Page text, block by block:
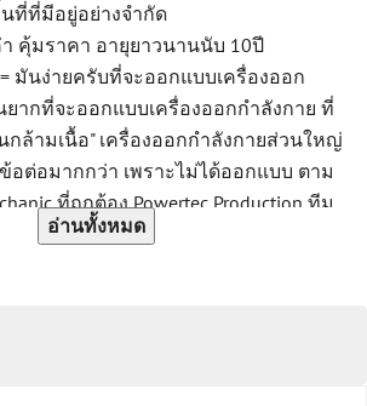
ที่ที่มีอยู่อย่างจำกัด
คุ้มราคา อายุยาวนานนับ 10ปี
มันง่ายครับที่จะออกแบบเครื่องออก
ยากที่จะออกแบบเครื่องออกกำลังกาย ที่
กล้ามเนื้อ" เครื่องออกกำลังกายส่วนใหญ่
อต่อมากกว่า เพราะไม่ได้ออกแบบ ตาม
ที่ถูกต้อง Powertec Production ทีม
ตั้งแต่การเริ่มต้นวาดแบบ การ
อ่านทั้งหมด